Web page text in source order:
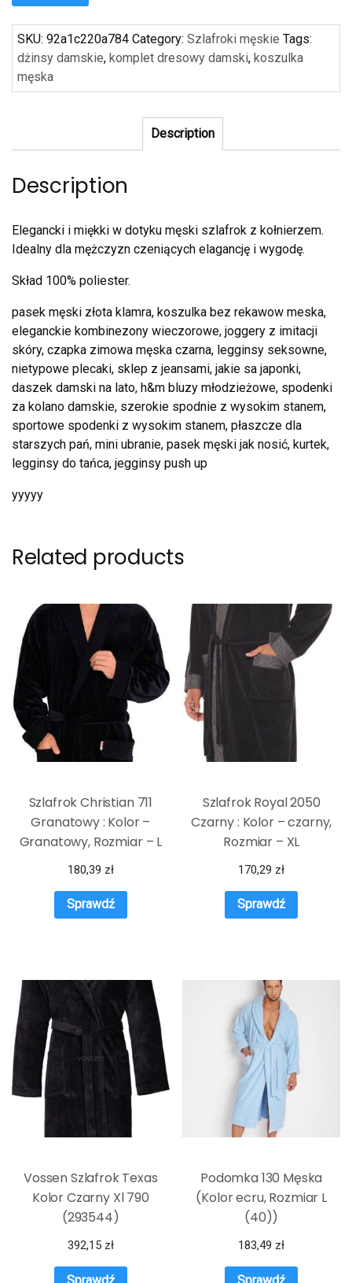
SKU: 92a1c220a784 Category: Szlafroki męskie Tags:
dżinsy damskie, komplet dresowy damski, koszulka
męska
Description
Description
Elegancki i miękki w dotyku męski szlafrok z kołnierzem.
Idealny dla mężczyzn czeniących elagancję i wygodę.
Skład 100% poliester.
pasek męski złota klamra, koszulka bez rekawow meska,
eleganckie kombinezony wieczorowe, joggery z imitacji
skóry, czapka zimowa męska czarna, legginsy seksowne,
nietypowe plecaki, sklep z jeansami, jakie sa japonki,
daszek damski na lato, h&m bluzy młodzieżowe, spodenki
za kolano damskie, szerokie spodnie z wysokim stanem,
sportowe spodenki z wysokim stanem, płaszcze dla
starszych pań, mini ubranie, pasek męski jak nosić, kurtek,
legginsy do tańca, jegginsy push up
yyyyy
Related products
Szlafrok Christian 711
Granatowy : Kolor –
Granatowy, Rozmiar – L
180,39 zł
Sprawdź
Szlafrok Royal 2050
Czarny : Kolor – czarny,
Rozmiar – XL
170,29 zł
Sprawdź
Vossen Szlafrok Texas
Kolor Czarny Xl 790
(293544)
392,15 zł
Podomka 130 Męska
(Kolor ecru, Rozmiar L
(40))
183,49 zł